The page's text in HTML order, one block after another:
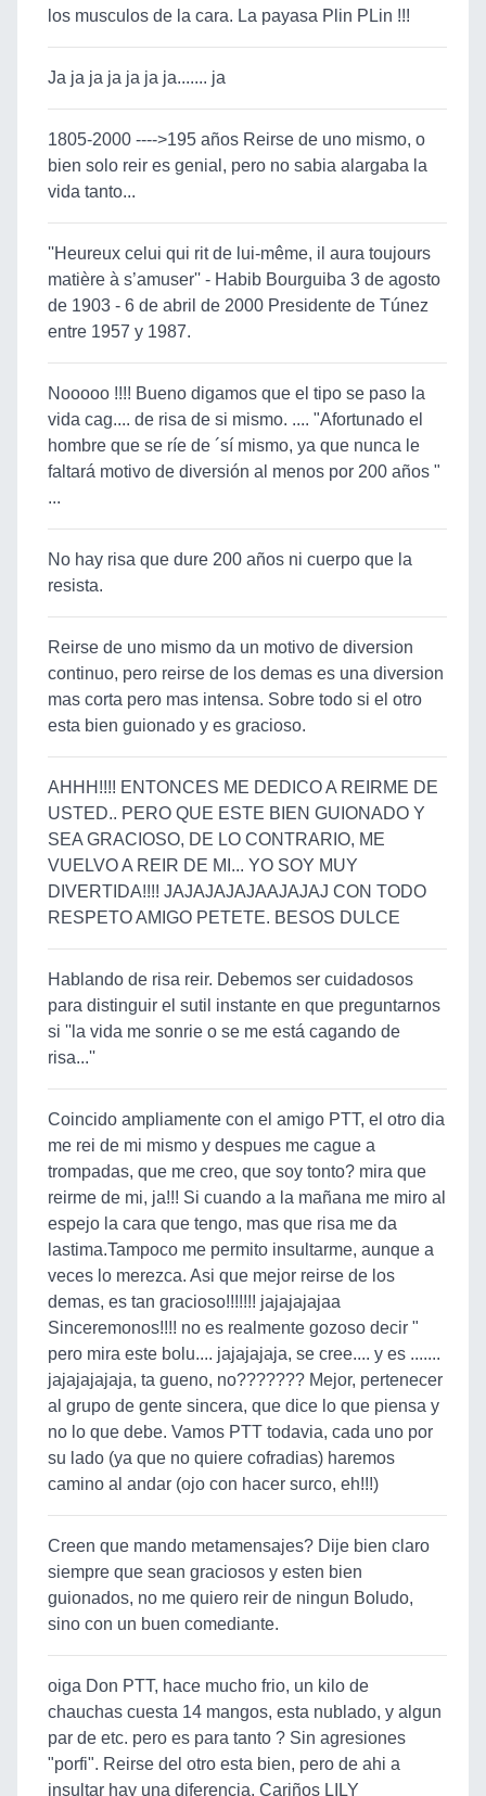
los musculos de la cara. La payasa Plin PLin !!!
Ja ja ja ja ja ja ja....... ja
1805-2000 ---->195 años Reirse de uno mismo, o
bien solo reir es genial, pero no sabia alargaba la
vida tanto...
''Heureux celui qui rit de lui-même, il aura toujours
matière à s’amuser'' - Habib Bourguiba 3 de agosto
de 1903 - 6 de abril de 2000 Presidente de Túnez
entre 1957 y 1987.
Nooooo !!!! Bueno digamos que el tipo se paso la
vida cag.... de risa de si mismo. .... "Afortunado el
hombre que se ríe de ´sí mismo, ya que nunca le
faltará motivo de diversión al menos por 200 años "
...
No hay risa que dure 200 años ni cuerpo que la
resista.
Reirse de uno mismo da un motivo de diversion
continuo, pero reirse de los demas es una diversion
mas corta pero mas intensa. Sobre todo si el otro
esta bien guionado y es gracioso.
AHHH!!!! ENTONCES ME DEDICO A REIRME DE
USTED.. PERO QUE ESTE BIEN GUIONADO Y
SEA GRACIOSO, DE LO CONTRARIO, ME
VUELVO A REIR DE MI... YO SOY MUY
DIVERTIDA!!!! JAJAJAJAJAAJAJAJ CON TODO
RESPETO AMIGO PETETE. BESOS DULCE
Hablando de risa reir. Debemos ser cuidadosos
para distinguir el sutil instante en que preguntarnos
si ''la vida me sonrie o se me está cagando de
risa...''
Coincido ampliamente con el amigo PTT, el otro dia
me rei de mi mismo y despues me cague a
trompadas, que me creo, que soy tonto? mira que
reirme de mi, ja!!! Si cuando a la mañana me miro al
espejo la cara que tengo, mas que risa me da
lastima.Tampoco me permito insultarme, aunque a
veces lo merezca. Asi que mejor reirse de los
demas, es tan gracioso!!!!!!! jajajajajaa
Sinceremonos!!!! no es realmente gozoso decir "
pero mira este bolu.... jajajajaja, se cree.... y es .......
jajajajajaja, ta gueno, no??????? Mejor, pertenecer
al grupo de gente sincera, que dice lo que piensa y
no lo que debe. Vamos PTT todavia, cada uno por
su lado (ya que no quiere cofradias) haremos
camino al andar (ojo con hacer surco, eh!!!)
Creen que mando metamensajes? Dije bien claro
siempre que sean graciosos y esten bien
guionados, no me quiero reir de ningun Boludo,
sino con un buen comediante.
oiga Don PTT, hace mucho frio, un kilo de
chauchas cuesta 14 mangos, esta nublado, y algun
par de etc. pero es para tanto ? Sin agresiones
"porfi". Reirse del otro esta bien, pero de ahi a
insultar hay una diferencia. Cariños LILY